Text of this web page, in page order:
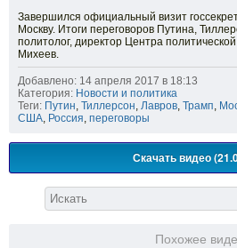
Завершился официальный визит
Москву. Итоги переговоров Путина,
политолог, директор Центра
Михеев.
Добавлено: 14 апреля 2017 в 18:13
Категория: Новости и политика
Теги: Путин, Тиллерсон, Лавров, Трамп,
США, Россия, переговоры
Скачать видео
Похожее